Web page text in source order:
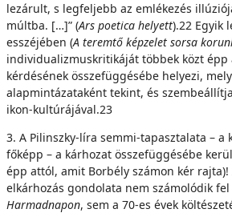
lezárult, s legfeljebb az emlékezés
múltba. […]” (Ars poetica helyett).22 Egyik
esszéjében (A teremtő képzelet sorsa
individualizmuskritikáját többek közt épp
kérdésének összefüggésébe helyezi,
alapmintázataként tekint, és
ikon-kultúrájával.23
3. A Pilinszky-líra semmi-tapasztalata – a
főképp – a kárhozat összefüggésébe
épp attól, amit Borbély számon kér rajta)!
elkárhozás gondolata nem számolódik fel
Harmadnapon, sem a 70-es évek